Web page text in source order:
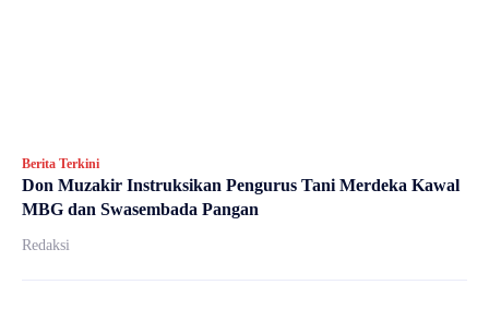
Berita Terkini
Don Muzakir Instruksikan Pengurus Tani Merdeka Kawal
MBG dan Swasembada Pangan
Redaksi